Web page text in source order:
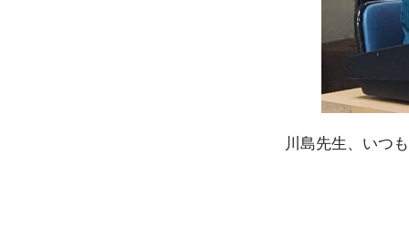
川島先生、いつ